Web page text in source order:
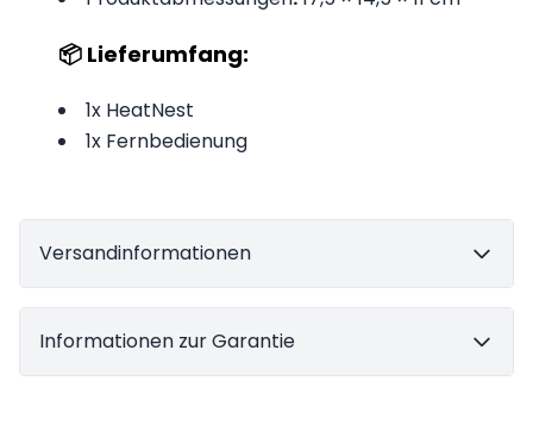
📦 Lieferumfang:
1x HeatNest
1x Fernbedienung
Versandinformationen
Informationen zur Garantie